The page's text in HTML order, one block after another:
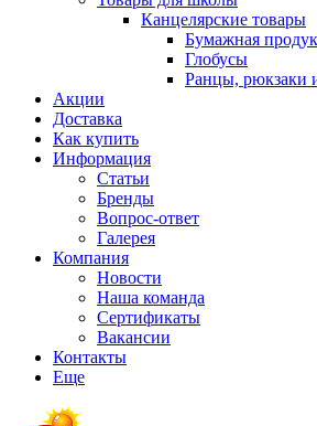
Канцелярские товары
Бумажная
Глобусы
Ранцы, рюкзаки
Акции
Доставка
Как купить
Информация
Статьи
Бренды
Вопрос-ответ
Галерея
Компания
Новости
Наша команда
Сертификаты
Вакансии
Контакты
Еще